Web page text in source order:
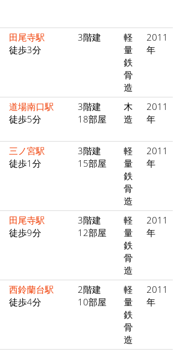
田尾寺駅
徒歩3分
3階建
軽
量
鉄
骨
造
2011
年
道場南口駅
徒歩5分
3階建
18部屋
木
造
2011
年
三ノ宮駅
徒歩1分
3階建
15部屋
軽
量
鉄
骨
造
2011
年
田尾寺駅
徒歩9分
3階建
12部屋
軽
量
鉄
骨
造
2011
年
西鈴蘭台駅
徒歩4分
2階建
10部屋
軽
量
鉄
骨
造
2011
年